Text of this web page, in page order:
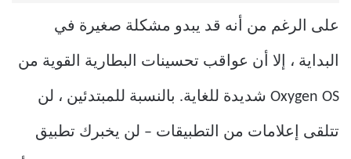
على الرغم من أنه قد يبدو مشكلة صغيرة في
البداية ، إلا أن عواقب تحسينات البطارية القوية من
Oxygen OS شديدة للغاية. بالنسبة للمبتدئين ، لن
تتلقى إعلامات من التطبيقات – لن يخبرك تطبيق